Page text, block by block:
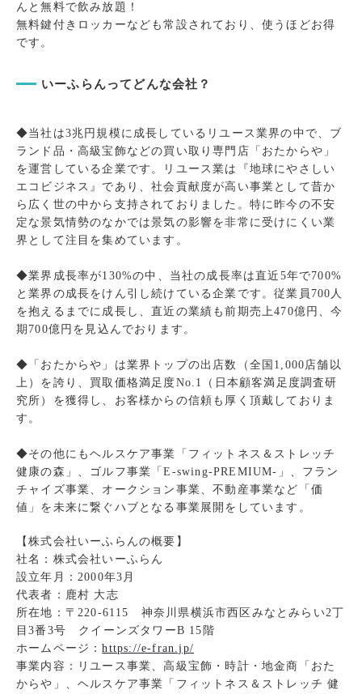
んと無料で飲み放題！
無料鍵付きロッカーなども常設されており、使うほどお得
です。
いーふらんってどんな会社？
◆当社は3兆円規模に成長しているリユース業界の中で、ブ
ランド品・高級宝飾などの買い取り専門店「おたからや」
を運営している企業です。リユース業は『地球にやさしい
エコビジネス』であり、社会貢献度が高い事業として昔か
ら広く世の中から支持されておりました。特に昨今の不安
定な景気情勢のなかでは景気の影響を非常に受けにくい業
界として注目を集めています。
◆業界成長率が130%の中、当社の成長率は直近5年で700%
と業界の成長をけん引し続けている企業です。従業員700人
を抱えるまでに成長し、直近の業績も前期売上470億円、今
期700億円を見込んでおります。
◆「おたからや」は業界トップの出店数（全国1,000店舗以
上）を誇り、買取価格満足度No.1（日本顧客満足度調査研
究所）を獲得し、お客様からの信頼も厚く頂戴しておりま
す。
◆その他にもヘルスケア事業「フィットネス＆ストレッチ
健康の森」、ゴルフ事業「E-swing-PREMIUM-」、フラン
チャイズ事業、オークション事業、不動産事業など「価
値」を未来に繋ぐハブとなる事業展開をしています。
【株式会社いーふらんの概要】
社名：株式会社いーふらん
設立年月：2000年3月
代表者：鹿村 大志
所在地：〒220-6115 神奈川県横浜市西区みなとみらい2丁
目3番3号 クイーンズタワーB 15階
ホームページ：https://e-fran.jp/
事業内容：リユース事業、高級宝飾・時計・地金商「おた
からや」、ヘルスケア事業「フィットネス＆ストレッチ 健